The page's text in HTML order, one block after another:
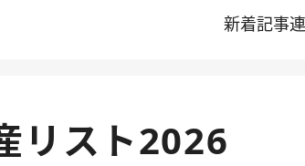
新着記事
リスト2026